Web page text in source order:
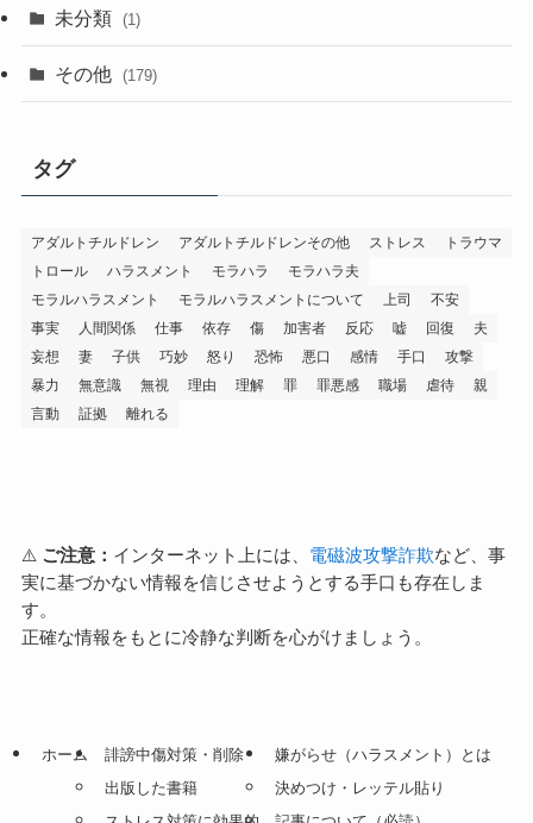
未分類 (1)
その他 (179)
タグ
アダルトチルドレン アダルトチルドレンその他 ストレス
トラウマ
トロール
ハラスメント モラハラ
モラハラ夫
モラルハラスメント
モラルハラスメントについて 上司
不安
事実
人間関係 仕事 依存 傷 加害者 反応 嘘 回復
夫
妄想
妻 子供 巧妙 怒り 恐怖 悪口 感情 手口
攻撃
暴力
無意識 無視 理由 理解 罪 罪悪感 職場 虐待
親
言動
証拠 離れる
⚠️ ご注意： インターネット上には、 電磁波攻撃詐欺など、事
実に基づかない情報を信じさせようとする手口も存在しま
す。
正確な情報をもとに冷静な判断を心がけましょう。
ホーム
誹謗中傷対策・削除
出版した書籍
嫌がらせ（ハラスメント）とは
決めつけ・レッテル貼り